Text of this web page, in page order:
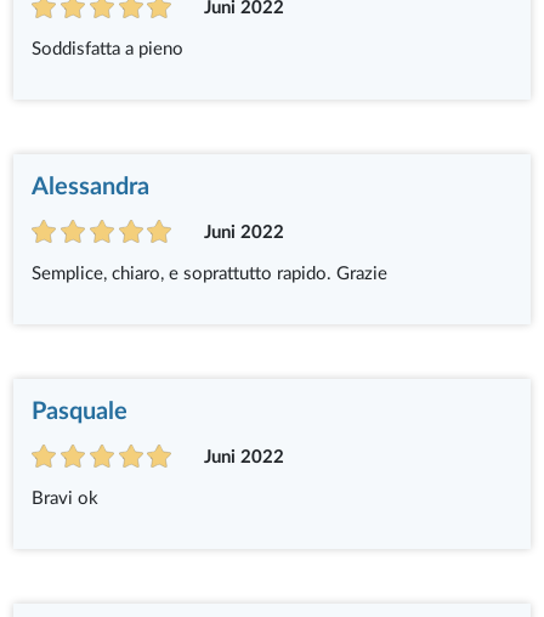
Juni 2022
Soddisfatta a pieno
Alessandra
Juni 2022
Semplice, chiaro, e soprattutto rapido. Grazie
Pasquale
Juni 2022
Bravi ok